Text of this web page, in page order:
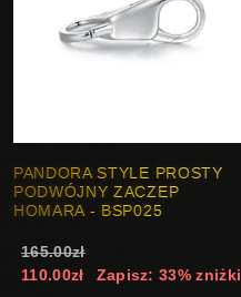
PANDORA STYLE PROSTY
PODWÓJNY ZACZEP
HOMARA - BSP025
165.00zł
110.00zł
Zapisz: 33% zniżki